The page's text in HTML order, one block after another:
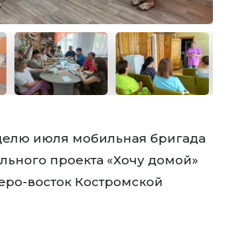
июля мобильная бригада
проекта «Хочу домой»
восток Костромской